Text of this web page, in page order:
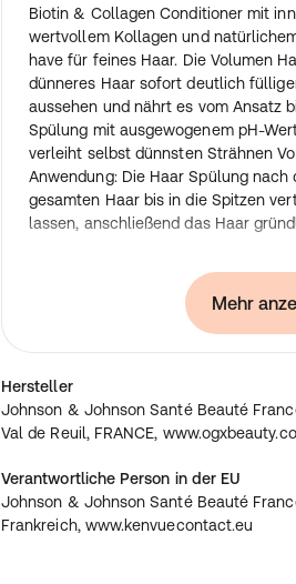
Biotin & Collagen Conditioner mit
wertvollem Kollagen und
have für feines Haar. Die Volumen
dünneres Haar sofort deutlich
aussehen und nährt es vom Ansatz
Spülung mit ausgewogenem pH-
verleiht selbst dünnsten Strähnen
Anwendung: Die Haar Spülung
gesamten Haar bis in die Spitzen
lassen, anschließend das Haar
Der OGX Thick & Full + Biotin &
innovativem Vitamin B7 Biotin,
natürlichem Weizenprotein ist ein
deutlich fülliger, dicker und
Ansatz bis zur Spitze
Die Volumen Haarspülung ohne
Die Haar Spülung nach der
Haar bis in die Spitzen verteilen. 3-5
anschließend das Haar gründlich
Mehr
Hersteller
Johnson & Johnson Santé Beauté
Val de Reuil, FRANCE,
Verantwortliche Person in der EU
Johnson & Johnson Santé Beauté
Frankreich, www.kenvuecontact.eu